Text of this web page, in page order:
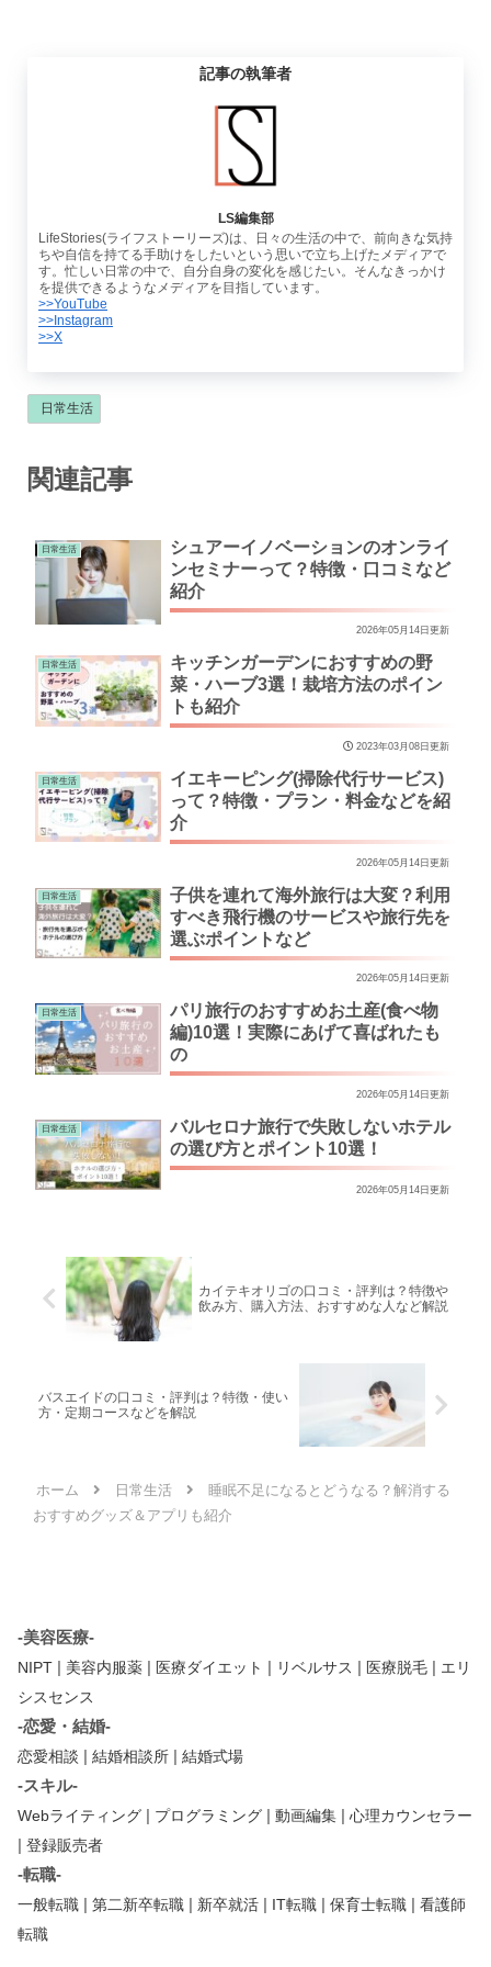
記事の執筆者
LS編集部
LifeStories(ライフストーリーズ)は、日々の生活の中で、前向きな気持
ちや自信を持てる手助けをしたいという思いで立ち上げたメディアで
す。忙しい日常の中で、自分自身の変化を感じたい。そんなきっかけ
を提供できるようなメディアを目指しています。
>>YouTube
>>Instagram
>>X
日常生活
関連記事
日常生活
シュアーイノベーションのオンライ
ンセミナーって？特徴・口コミなど
紹介
2026年05月14日更新
日常生活
キッチンガーデンにおすすめの野
菜・ハーブ3選！栽培方法のポイン
トも紹介
2023年03月08日更新
日常生活
イエキーピング(掃除代行サービス)
って？特徴・プラン・料金などを紹
介
2026年05月14日更新
日常生活
子供を連れて海外旅行は大変？利用
すべき飛行機のサービスや旅行先を
選ぶポイントなど
2026年05月14日更新
日常生活
パリ旅行のおすすめお土産(食べ物
編)10選！実際にあげて喜ばれたも
の
2026年05月14日更新
日常生活
バルセロナ旅行で失敗しないホテル
の選び方とポイント10選！
2026年05月14日更新
カイテキオリゴの口コミ・評判は？特徴や
飲み方、購入方法、おすすめな人など解説
バスエイドの口コミ・評判は？特徴・使い
方・定期コースなどを解説
ホーム 日常生活
睡眠不足になるとどうなる？解消する
おすすめグッズ＆アプリも紹介
-美容医療-
NIPT | 美容内服薬 | 医療ダイエット | リベルサス | 医療脱毛 | エリ
シスセンス
-恋愛・結婚-
恋愛相談 | 結婚相談所 | 結婚式場
-スキル-
Webライティング | プログラミング | 動画編集 | 心理カウンセラー
| 登録販売者
-転職-
一般転職 | 第二新卒転職 | 新卒就活 | IT転職 | 保育士転職 | 看護師
転職